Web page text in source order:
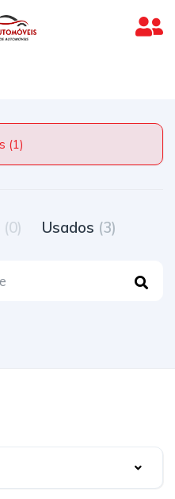
Filtros (1)
(0) Usados (3)